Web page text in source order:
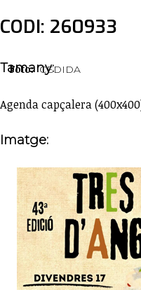
CODI: 260933
Foto: CEDIDA
Tamany:
Agenda capçalera
Imatge: